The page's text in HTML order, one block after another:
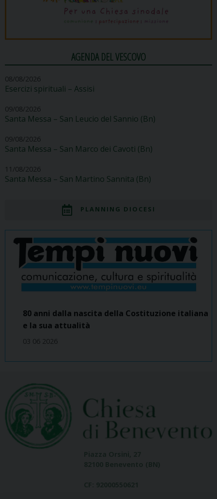
AGENDA DEL VESCOVO
08/08/2026
Esercizi spirituali – Assisi
09/08/2026
Santa Messa – San Leucio del Sannio (Bn)
09/08/2026
Santa Messa – San Marco dei Cavoti (Bn)
11/08/2026
Santa Messa – San Martino Sannita (Bn)
PLANNING DIOCESI
80 anni dalla nascita della Costituzione italiana
e la sua attualità
03 06 2026